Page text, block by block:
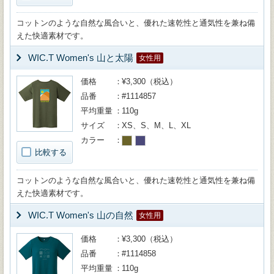
コットンのような自然な風合いと、優れた速乾性と通気性を兼ね備
えた快適素材です。
WIC.T Women's 山と太陽 女性用
比較する
価格
¥3,300（税込）
品番
#1114857
平均重量
110g
サイズ
XS、S、M、L、XL
カラー
コットンのような自然な風合いと、優れた速乾性と通気性を兼ね備
えた快適素材です。
WIC.T Women's 山の自然 女性用
価格
¥3,300（税込）
品番
#1114858
平均重量
110g